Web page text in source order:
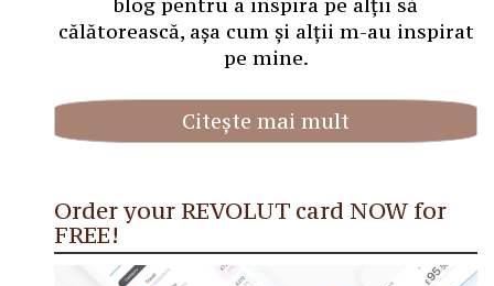
călătorească, așa cum și alții m-au inspirat
pe mine.
Citește mai mult
Order your REVOLUT card NOW for
FREE!